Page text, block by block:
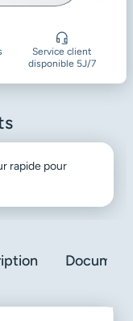
Service client
disponible 5J/7
rapide pour